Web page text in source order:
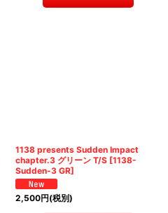
1138 presents Sudden Impact
chapter.3 グリーン T/S [1138-
Sudden-3 GR]
2,500円(税別)